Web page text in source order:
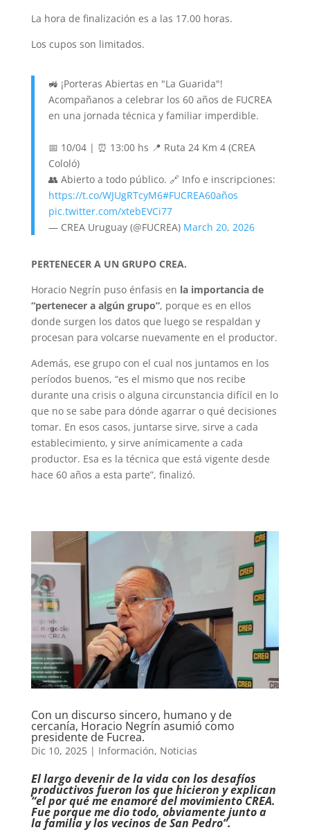
La hora de finalización es a las 17.00 horas.
Los cupos son limitados.
🚜 ¡Porteras Abiertas en "La Guarida"!
Acompañanos a celebrar los 60 años de FUCREA
en una jornada técnica y familiar imperdible.
📅 10/04 | ⏰ 13:00 hs 📍 Ruta 24 Km 4 (CREA
Cololó)
👥 Abierto a todo público. 🔗 Info e inscripciones:
https://t.co/WJUgRTcyM6#FUCREA60años
pic.twitter.com/xtebEVCi77
— CREA Uruguay (@FUCREA) March 20, 2026
PERTENECER A UN GRUPO CREA.
Horacio Negrín puso énfasis en la importancia de
“pertenecer a algún grupo”, porque es en ellos
donde surgen los datos que luego se respaldan y
procesan para volcarse nuevamente en el productor.
Además, ese grupo con el cual nos juntamos en los
períodos buenos, “es el mismo que nos recibe
durante una crisis o alguna circunstancia difícil en lo
que no se sabe para dónde agarrar o qué decisiones
tomar. En esos casos, juntarse sirve, sirve a cada
establecimiento, y sirve anímicamente a cada
productor. Esa es la técnica que está vigente desde
hace 60 años a esta parte”, finalizó.
Con un discurso sincero, humano y de
cercanía, Horacio Negrín asumió como
presidente de Fucrea.
Dic 10, 2025| Información, Noticias
El largo devenir de la vida con los desafíos
productivos fueron los que hicieron y explican
“el por qué me enamoré del movimiento CREA.
Fue porque me dio todo, obviamente junto a
la familia y los vecinos de San Pedro”.